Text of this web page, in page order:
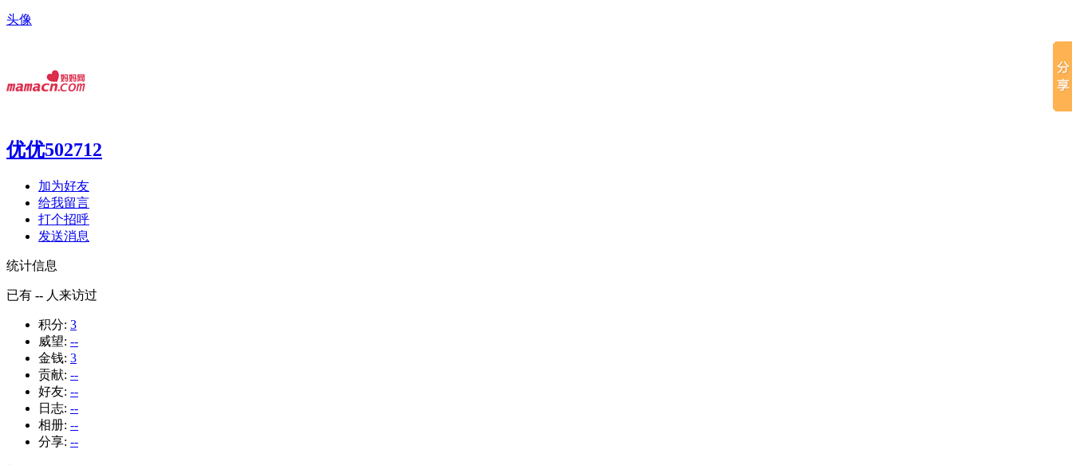
头像
优优502712
加为好友
给我留言
打个招呼
发送消息
统计信息
已有 -- 人来访过
积分: 3
威望: --
金钱: 3
贡献: --
好友: --
日志: --
相册: --
分享: --